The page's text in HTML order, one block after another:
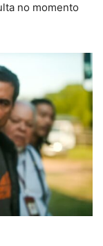
no momento